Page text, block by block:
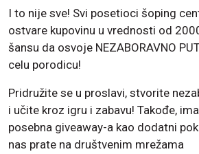
I to nije sve! Svi posetioci šoping
ostvare kupovinu u vrednosti od
šansu da osvoje NEZABORAVNO
celu porodicu!
Pridružite se u proslavi, stvorite
i učite kroz igru i zabavu! Takođe,
posebna giveaway-a kao dodatni
nas prate na društvenim mrežama